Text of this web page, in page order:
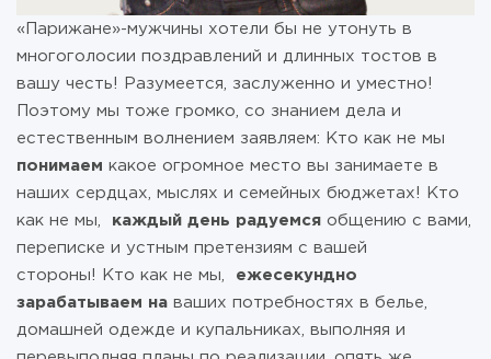
«Парижане»-мужчины хотели бы не утонуть в
многоголосии поздравлений и длинных тостов в
вашу честь! Разумеется, заслуженно и уместно!
Поэтому мы тоже громко, со знанием дела и
естественным волнением заявляем: Кто как не мы
понимаем какое огромное место вы занимаете в
наших сердцах, мыслях и семейных бюджетах! Кто
как не мы,
каждый день радуемся общению с вами,
переписке и устным претензиям с вашей
стороны! Кто как не мы, ежесекундно
зарабатываем на ваших потребностях в белье,
домашней одежде и купальниках, выполняя и